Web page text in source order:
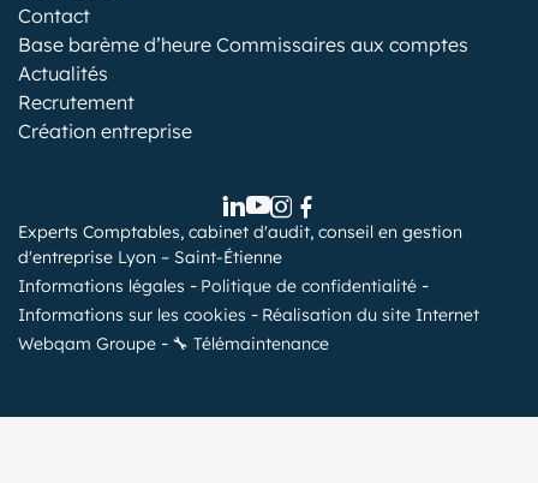
Contact
Base barème d’heure Commissaires aux comptes
Actualités
Recrutement
Création entreprise
Experts Comptables, cabinet d'audit, conseil en gestion
d'entreprise Lyon – Saint-Étienne
Informations légales
Politique de confidentialité
Informations sur les cookies
Réalisation du site Internet
Webqam Groupe
🔧 Télémaintenance